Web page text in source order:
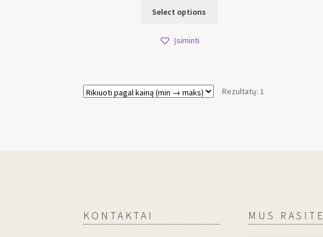
Select options
Įsiminti
Rezultatų: 1
KONTAKTAI MUS RASITE